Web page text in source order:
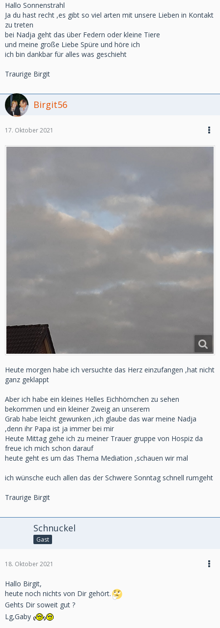
Hallo Sonnenstrahl
Ja du hast recht ,es gibt so viel arten mit unsere Lieben in Kontakt
zu treten
bei Nadja geht das über Federn oder kleine Tiere
und meine große Liebe Spüre und höre ich
ich bin dankbar für alles was geschieht
Traurige Birgit
Birgit56
17. Oktober 2021
Heute morgen habe ich versuchte das Herz einzufangen ,hat nicht
ganz geklappt
Aber ich habe ein kleines Helles Eichhörnchen zu sehen
bekommen und ein kleiner Zweig an unserem
Grab habe leicht gewunken ,ich glaube das war meine Nadja
,denn ihr Papa ist ja immer bei mir
Heute Mittag gehe ich zu meiner Trauer gruppe von Hospiz da
freue ich mich schon darauf
heute geht es um das Thema Mediation ,schauen wir mal
ich wünsche euch allen das der Schwere Sonntag schnell rumgeht
Traurige Birgit
Schnuckel
Gast
18. Oktober 2021
Hallo Birgit,
heute noch nichts von Dir gehört.
Gehts Dir soweit gut ?
Lg,Gaby